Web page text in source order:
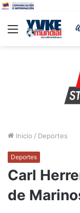
Menu
Inicio / Deportes
Deportes
Carl
de